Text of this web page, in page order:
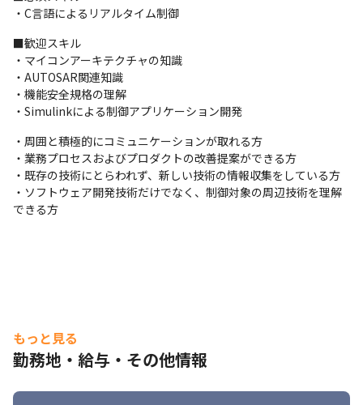
・C言語によるリアルタイム制御
■歓迎スキル
・マイコンアーキテクチャの知識
・AUTOSAR関連知識
・機能安全規格の理解
・Simulinkによる制御アプリケーション開発
・周囲と積極的にコミュニケーションが取れる方
・業務プロセスおよびプロダクトの改善提案ができる方
・既存の技術にとらわれず、新しい技術の情報収集をしている方
・ソフトウェア開発技術だけでなく、制御対象の周辺技術を理解
できる方
もっと見る
勤務地・給与・その他情報